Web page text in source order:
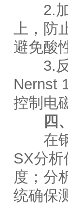
2.加
上，
避免酸
3.反
Nernst
控制电
四
在钢
SX分析
度；分
统确保